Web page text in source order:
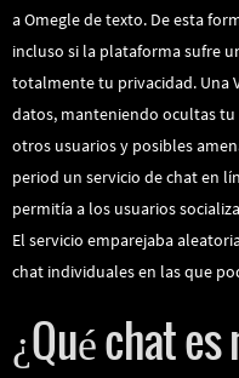
a Omegle de texto. De esta
incluso si la plataforma sufre
totalmente tu privacidad. Una
datos, manteniendo ocultas
otros usuarios y posibles
period un servicio de chat en
permitía a los usuarios
El servicio emparejaba
chat individuales en las que
¿Qué chat